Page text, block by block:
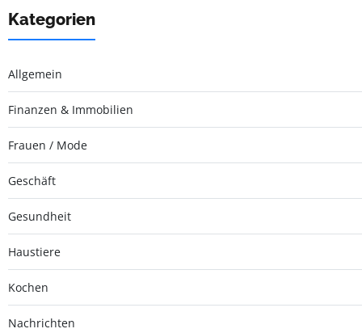
Kategorien
Allgemein
Finanzen & Immobilien
Frauen / Mode
Geschäft
Gesundheit
Haustiere
Kochen
Nachrichten